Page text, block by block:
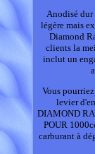
Anodisé
légère mais
Diamond
clients la
inclut un
Vous
levier
DIAMOND
POUR
carburant à